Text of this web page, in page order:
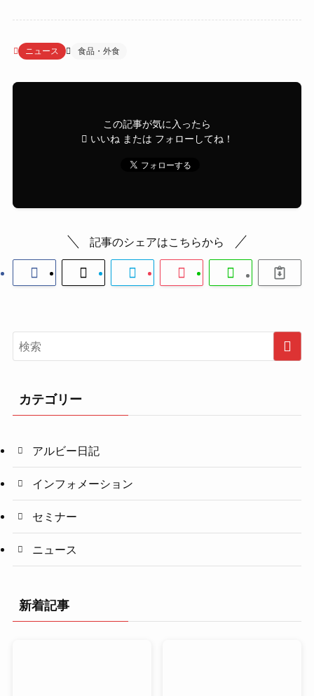
ニュース 食品・外食
この記事が気に入ったら
いいね または フォローしてね！
記事のシェアはこちらから
カテゴリー
アルビー日記
インフォメーション
セミナー
ニュース
新着記事